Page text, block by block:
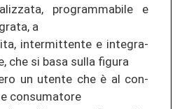
pro­gram­ma­bi­le e
a
in­ter­mit­ten­te e in­te­gra­
che si basa sulla fi­gu­ra
un uten­te che è al con­
con­su­ma­to­re